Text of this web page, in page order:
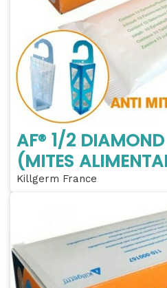
AF® 1/2 DIAMOND
(MITES
Killgerm France